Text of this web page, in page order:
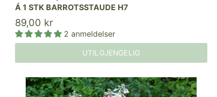
Á 1 STK BARROTSSTAUDE H7
89,00 kr
2 anmeldelser
UTILGJENGELIG